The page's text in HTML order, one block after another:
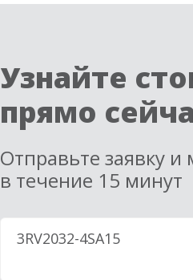
Узнайте
прямо
Отправьте заявку
в течение 15 минут